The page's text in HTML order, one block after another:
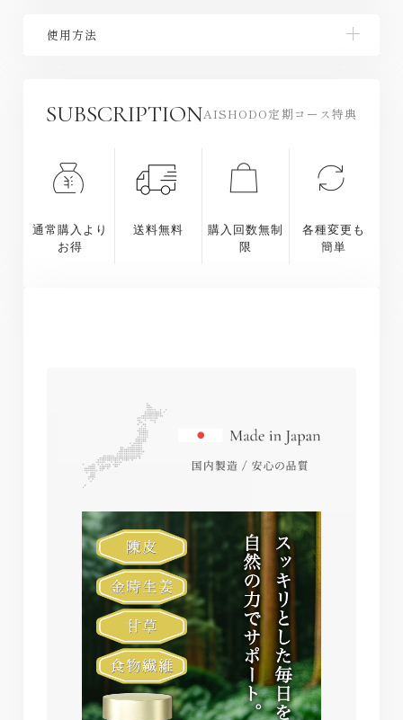
ウェリアセラータ抽出物／キトサン（かに由来）、 ビ
5.72 kcal 、 たんぱく質 0.26 ｇ 、 脂質 0.08 ｇ 、
リアセラータ抽出物 50 mg
使用方法
量にとることは避けてください。
SUBSCRIPTIONAISHODO定期コース特典
通常購入より
お得
送料無料
購入回数無制
限
各種変更も
簡単